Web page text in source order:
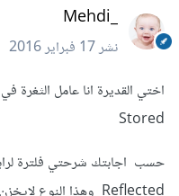
_Mehdi
نشر17 فبراير 2016
Stored
حسب اجابتك شرحتي فلترة